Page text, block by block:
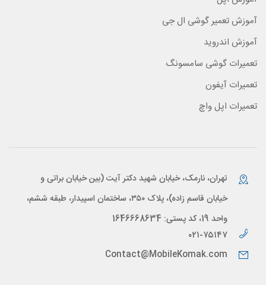
آموزش تعمیر گوشی ال جی
آموزش اندروید
تعمیرات گوشی سامسونگ
تعمیرات آیفون
تعمیرات اپل واچ
تهران، نارمک، خیابان شهید دکتر آیت (بین خیابان براتی و
خیابان قاسم زاده)، پلاک ۳۵۰، ساختمان اسپیدار، طبقه ششم،
واحد 19، کد پستی: 1646668634
۰۲۱-۷۵۱۴۷
Contact@MobileKomak.com